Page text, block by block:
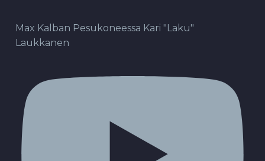
Max Kalban Pesukoneessa Kari "Laku"
Laukkanen